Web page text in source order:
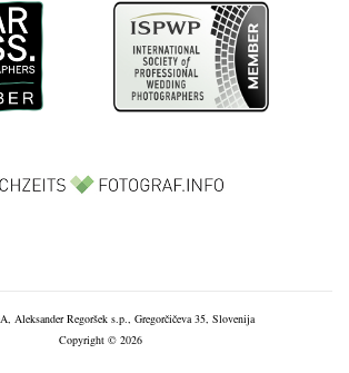
Aleksander Regoršek s.p., Gregorčičeva 35, Slovenija
Copyright © 2026